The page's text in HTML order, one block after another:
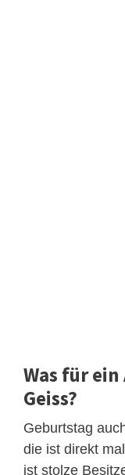
Was für
Geiss?
Geburtstag
die ist direkt
ist stolze